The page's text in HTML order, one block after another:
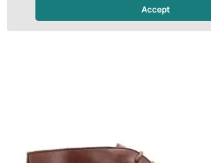
Accept